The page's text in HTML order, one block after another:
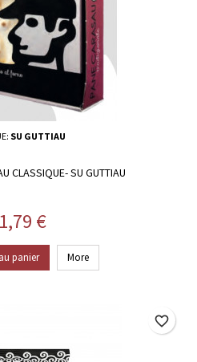
SU GUTTIAU
CLASSIQUE- SU GUTTIAU
€
panier More
favorite_border